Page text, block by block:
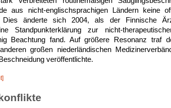
aus nicht-englischsprachigen Ländern keine
Dies änderte sich 2004, als der Finnische
Standpunkterklärung zur nicht-
Beachtung fand. Auf größere Resonanz traf
großen niederländischen
veröffentlichte.